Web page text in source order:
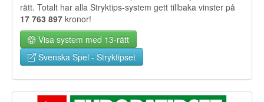
rätt. Totalt har alla Stryktips-system gett tillbaka vinster på
17 763 897 kronor!
Visa system med 13-rätt
Svenska Spel - Stryktipset